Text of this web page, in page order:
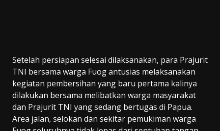
Setelah persiapan selesai dilaksanakan, para Prajurit
TNI bersama warga Fuog antusias melaksanakan
kegiatan pembersihan yang baru pertama kalinya
dilakukan bersama melibatkan warga masyarakat
dan Prajurit TNI yang sedang bertugas di Papua.
Area jalan, selokan dan sekitar pemukiman warga